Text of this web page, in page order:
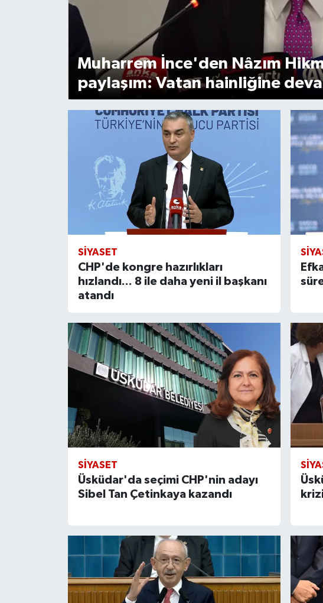
Muharrem İnce'den Nâzım
paylaşım: Vatan hainliğine
SIYASET
CHP'de kongre hazırlıkları
hızlandı... 8 ile daha yeni il başkanı
atandı
SIYASET
Üsküdar'da seçimi CHP'nin adayı
Sibel Tan Çetinkaya kazandı